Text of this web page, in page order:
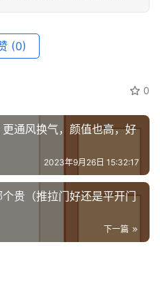
(0)
0
通风换气，颜值也高，好
2023年9月26日 15:32:17
贵（推拉门好还是平开门
下一篇